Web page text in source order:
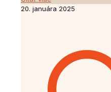
20. januára 2025